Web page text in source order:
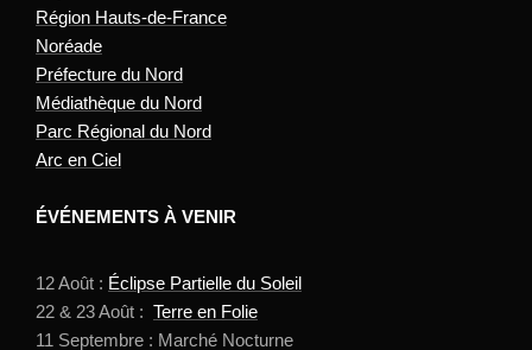
Région Hauts-de-France
Noréade
Préfecture du Nord
Médiathèque du Nord
Parc Régional du Nord
Arc en Ciel
ÉVÉNEMENTS À VENIR
12 Août : Éclipse Partielle du Soleil
22 & 23 Août : Terre en Folie
11 Septembre : Marché Nocturne